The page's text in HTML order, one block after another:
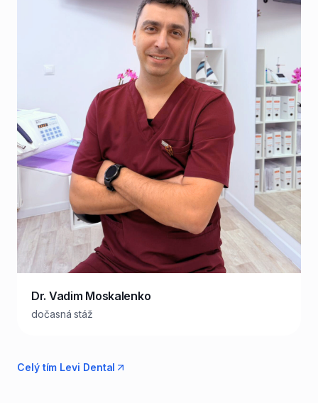
Dr. Vadim Moskalenko
dočasná stáž
Celý tím Levi Dental